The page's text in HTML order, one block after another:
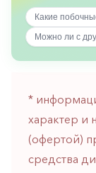
Хирургия
железа
Какие
Можно ли с
*
характер и
(офертой)
средства